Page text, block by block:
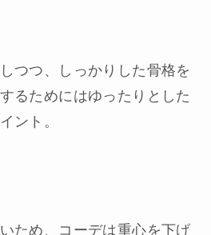
つつ、しっかりした骨格を
るためにはゆったりとした
ント。
ため、コーデは重心を下げ